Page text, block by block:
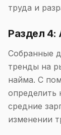
труда и
Раздел 4:
Собранные
тренды на
найма. С
определить
средние
изменении